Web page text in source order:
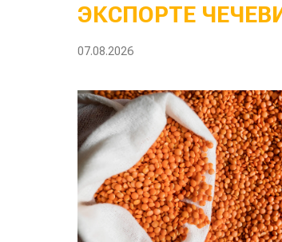
ЭКСПОРТЕ
07.08.2026